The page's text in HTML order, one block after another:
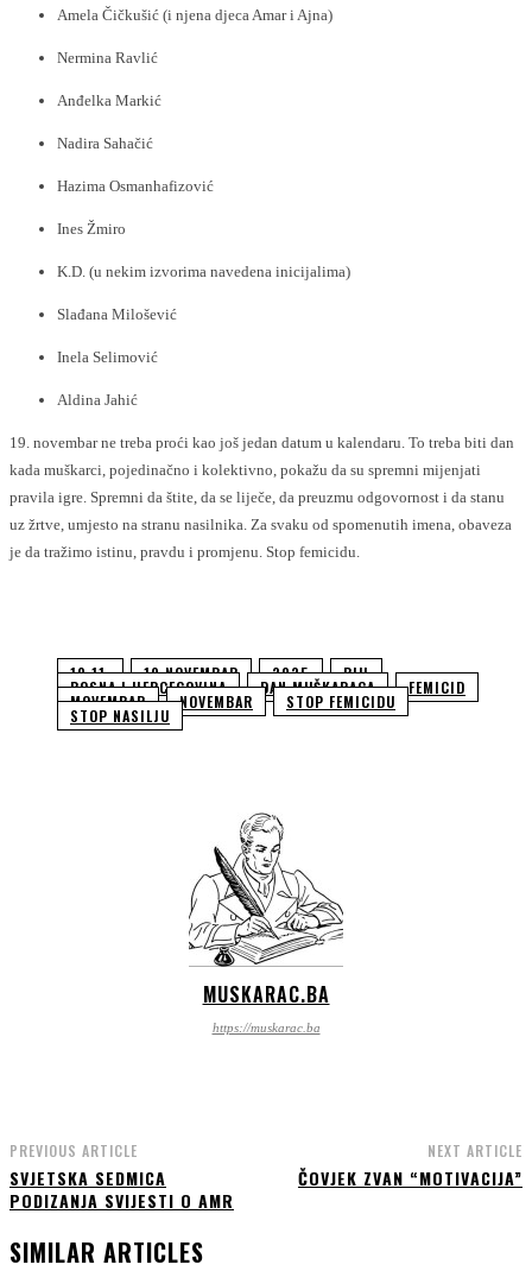
Amela Čičkušić (i njena djeca Amar i Ajna)
Nermina Ravlić
Anđelka Markić
Nadira Sahačić
Hazima Osmanhafizović
Ines Žmiro
K.D. (u nekim izvorima navedena inicijalima)
Slađana Milošević
Inela Selimović
Aldina Jahić
19. novembar ne treba proći kao još jedan datum u kalendaru. To treba biti dan
kada muškarci, pojedinačno i kolektivno, pokažu da su spremni mijenjati
pravila igre. Spremni da štite, da se liječe, da preuzmu odgovornost i da stanu
uz žrtve, umjesto na stranu nasilnika. Za svaku od spomenutih imena, obaveza
je da tražimo istinu, pravdu i promjenu. Stop femicidu.
19.11. 19.NOVEMBAR 2025 BIH
BOSNA I HERCEGOVINA DAN MUŠKARACA FEMICID
MOVEMBAR NOVEMBAR STOP FEMICIDU
STOP NASILJU
MUSKARAC.BA
https://muskarac.ba
PREVIOUS ARTICLE
SVJETSKA SEDMICA
PODIZANJA SVIJESTI O AMR
NEXT ARTICLE
ČOVJEK ZVAN “MOTIVACIJA”
SIMILAR ARTICLES